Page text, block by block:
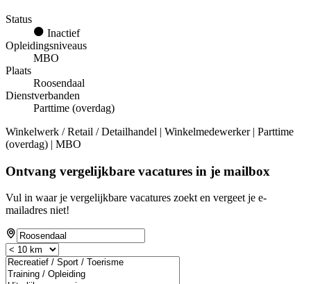
Status
Inactief
Opleidingsniveaus
MBO
Plaats
Roosendaal
Dienstverbanden
Parttime (overdag)
Winkelwerk / Retail / Detailhandel | Winkelmedewerker | Parttime
(overdag) | MBO
Ontvang vergelijkbare vacatures in je mailbox
Vul in waar je vergelijkbare vacatures zoekt en vergeet je e-
mailadres niet!